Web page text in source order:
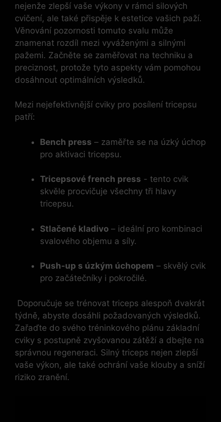
nejenže ⁤zlepší vaše výkony v rámci silových
cvičení, ale také přispěje k estetice vašich paží.
⁣Věnování pozornosti tomuto svalu může
znamenat rozdíl⁣ mezi vyváženými a silnými
pažemi. Začněte se zaměřovat na techniku a
preciznost, protože tyto aspekty vám pomohou
dosáhnout optimálních výsledků.
Mezi nejefektivnější cviky pro posílení tricepsu
patří:
Bench press – zaměřte se na úzký úchop
pro aktivaci tricepsu.
Tricepsové french press -⁢ tento cvik
skvěle procvičuje⁣ všechny tři hlavy
tricepsu.
Stlačené kladivo – ideální pro kombinaci
‍svalového objemu a síly.
Push-up s úzkým úchopem – skvělý cvik
pro začátečníky i pokročilé.
‌ Doporučuje‌ se⁣ trénovat​ triceps alespoň dvakrát
týdně,⁢ abyste dosáhli požadovaných výsledků.
Zařaďte do svého tréninkového plánu základní⁣
cviky ‍s postupně zvyšovanou zátěží a dbejte na
správnou regeneraci. Silný triceps nejen zlepší
vaše výkon, ale také ochrání vaše klouby a sníží
riziko zranění.